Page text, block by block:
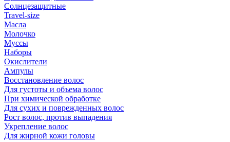
Солнцезащитные
Travel-size
Масла
Молочко
Муссы
Наборы
Окислители
Ампулы
Восстановление волос
Для густоты и объема волос
При химической обработке
Для сухих и поврежденных волос
Рост волос, против выпадения
Укрепление волос
Для жирной кожи головы